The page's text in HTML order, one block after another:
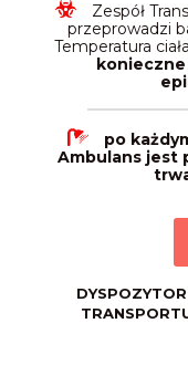
Zespół
przeprowadzi
Temperatura
po
Ambulans jest